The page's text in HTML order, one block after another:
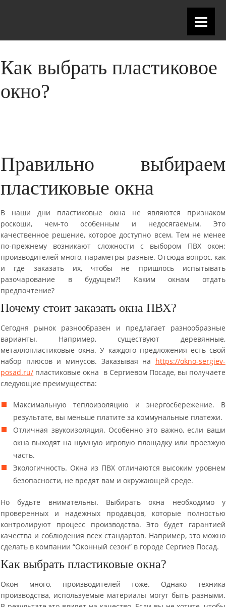
Как выбрать пластиковое
окно?
Правильно выбираем
пластиковые окна
В наши дни пластиковые окна не являются признаком
роскоши, чем-то особенным и недосягаемым. Это
качественное решение, которое доступно всем. Тем не менее
по-прежнему возникают сложности с выбором ПВХ окон:
производителей много, параметры разные. Отсюда вопрос, как
и где заказать их, чтобы не пришлось испытывать
разочарование в будущем?! Каким окнам отдать
предпочтение?
Почему стоит заказать окна ПВХ?
Сегодня рынок разнообразен и предлагает разнообразные
варианты. Например, существуют деревянные,
металлопластиковые окна. У каждого предложения есть свой
набор плюсов и минусов. Заказывая на https://okno-sergiev-
posad.ru/ пластиковые окна в Сергиевом Посаде, вы получаете
следующие преимущества:
Максимальную теплоизоляцию и энергосбережение. В
результате, вы меньше платите за коммунальные платежи.
Отличная звукоизоляция. Особенно это важно, если ваши
окна выходят на шумную игровую площадку или проезжую
часть.
Экологичность. Окна из ПВХ отличаются высоким уровнем
безопасности, не вредят вам и окружающей среде.
Но будьте внимательны. Выбирать окна необходимо у
проверенных и надежных продавцов, которые полностью
контролируют процесс производства. Это будет гарантией
качества и соблюдения всех стандартов. Например, это можно
сделать в компании “Оконный сезон” в городе Сергиев Посад.
Как выбрать пластиковые окна?
Окон много, производителей тоже. Однако техника
производства, используемые материалы могут быть разными.